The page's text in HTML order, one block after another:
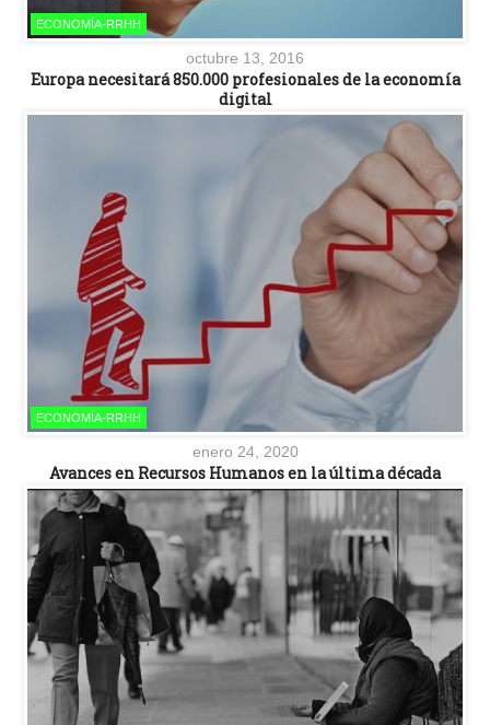
ECONOMÍA-RRHH
octubre 13, 2016
Europa necesitará 850.000 profesionales de la economía
digital
ECONOMÍA-RRHH
enero 24, 2020
Avances en Recursos Humanos en la última década